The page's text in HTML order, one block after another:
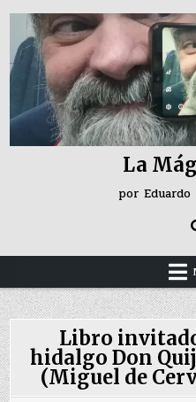
Skip
content
La
por
Libro
hidalgo Don
(Miguel de